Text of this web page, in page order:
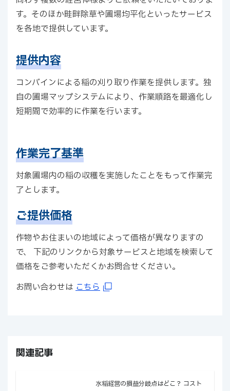
す。そのほか畦畔除草や圃場均平化といったサービス
を各地で提供しています。
提供内容
コンバインによる稲の刈り取り作業を提供します。独
自の圃場マップシステムにより、作業順路を最適化し
短期間で効率的に作業を行います。
作業完了基準
対象圃場内の稲の収穫を実施したことをもって作業完
了とします。
ご提供価格
作物やお住まいの地域によって価格が異なりますの
で、 下記のリンクから対象サービスと地域を検索して
価格をご参考いただくかお問合せください。
お問い合わせは こちら
関連記事
水稲経営の損益分岐点はどこ？ コスト